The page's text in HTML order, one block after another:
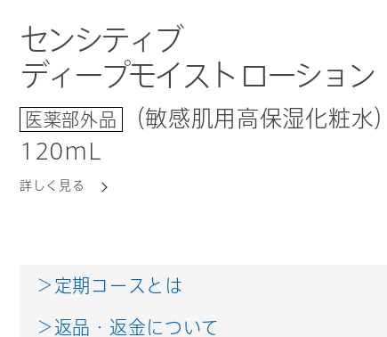
センシティブ
ディープモイスト ローション
医薬部外品
（敏感肌用高保湿化粧水）
120mL
詳しく見る
＞定期コースとは
＞返品・返金について